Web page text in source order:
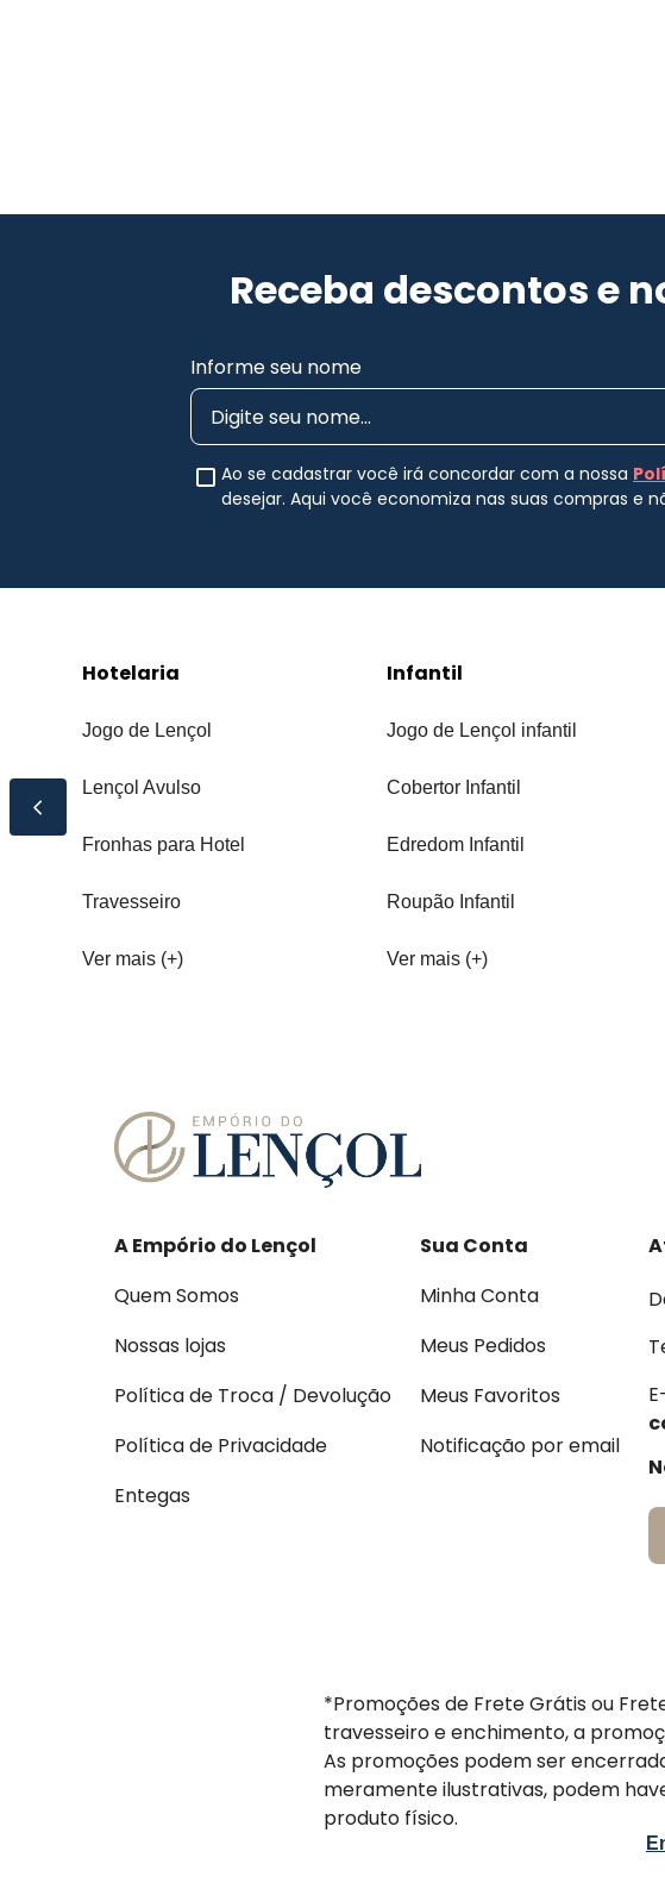
Receba descontos e
Informe seu nome
Ao se cadastrar você irá concordar com a nossa
desejar. Aqui você economiza nas suas compras e
Hotelaria
Jogo de Lençol
Lençol Avulso
Fronhas para Hotel
Travesseiro
Ver mais (+)
Infantil
Jogo de Lençol infantil
Cobertor Infantil
Edredom Infantil
Roupão Infantil
Ver mais (+)
A Empório do Lençol
Quem Somos
Nossas lojas
Política de Troca / Devolução
Política de Privacidade
Entegas
Sua Conta
Minha Conta
Meus Pedidos
Meus Favoritos
Notificação por email
*Promoções de Frete Grátis ou
travesseiro e enchimento, a
As promoções podem ser
meramente ilustrativas, podem
produto físico.